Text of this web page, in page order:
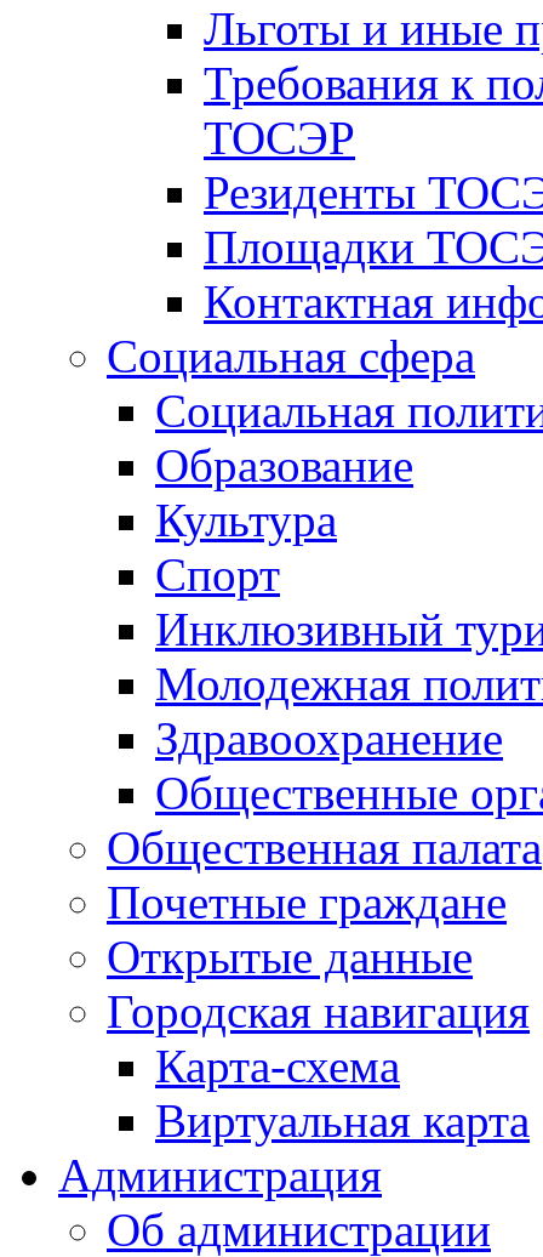
Льготы и иные
Требования к
ТОСЭР
Резиденты
Площадки
Контактная
Социальная сфера
Социальная
Образование
Культура
Спорт
Инклюзивный
Молодежная
Здравоохранение
Общественные
Общественная палата
Почетные граждане
Открытые данные
Городская навигация
Карта-схема
Виртуальная карта
Администрация
Об администрации